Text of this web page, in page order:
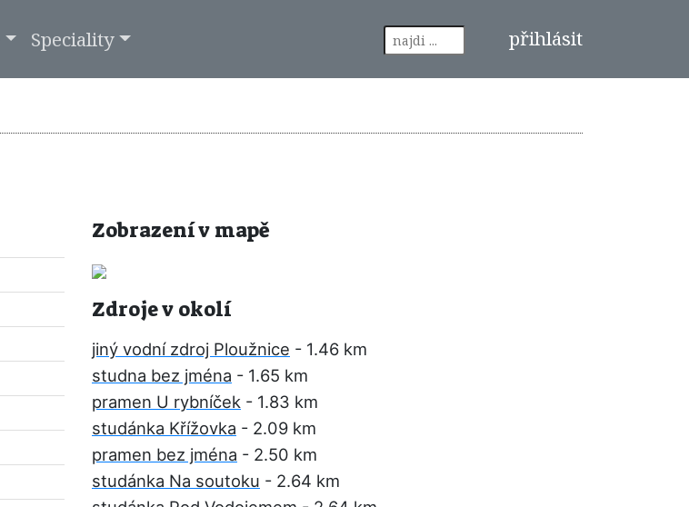
Speciality přihlásit
Zobrazení v mapě
Zdroje v okolí
jiný vodní zdroj Ploužnice - 1.46 km
studna bez jména - 1.65 km
pramen U rybníček - 1.83 km
studánka Křížovka - 2.09 km
pramen bez jména - 2.50 km
studánka Na soutoku - 2.64 km